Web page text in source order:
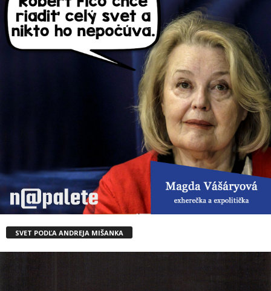
SVET PODĽA ANDREJA MIŠANKA